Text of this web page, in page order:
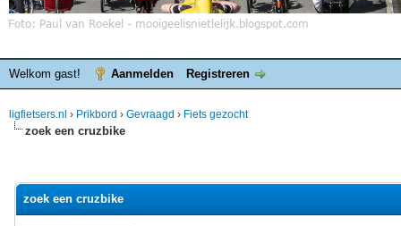
Welkom gast! Aanmelden Registreren
ligfietsers.nl › Prikbord › Gevraagd › Fiets gezocht
zoek een cruzbike
zoek een cruzbike